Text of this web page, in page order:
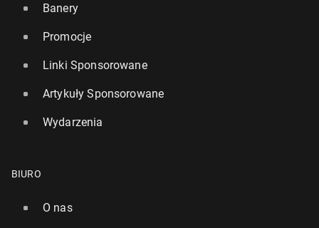
Banery
Promocje
Linki Sponsorowane
Artykuły Sponsorowane
Wydarzenia
BIURO
O nas